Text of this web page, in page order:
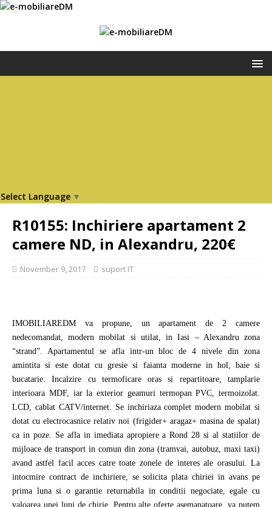
Select Language ▼
R10155: Inchiriere apartament 2
camere ND, in Alexandru, 220€
November 9, 2017 suport IT
IMOBILIAREDM va propune, un apartament de 2 camere
nedecomandat, modern mobilat si utilat, in Iasi – Alexandru zona
“strand”. Apartamentul se afla intr-un bloc de 4 nivele din zona
amintita si este dotat cu gresie si faianta moderne in hol, baie si
bucatarie. Incalzire cu termoficare oras si repartitoare, tamplarie
interioara MDF, iar la exterior geamuri termopan PVC, termoizolat.
LCD, cablat CATV/internet. Se inchiriaza complet modern mobilat si
dotat cu electrocasnice relativ noi (frigider+ aragaz+ masina de spalat)
ca in poze. Se afla in imediata apropiere a Rond 28 si al statiilor de
mijloace de transport in comun din zona (tramvai, autobuz, maxi taxi)
avand astfel facil acces catre toate zonele de interes ale orasului. La
intocmire contract de inchiriere, se solicita plata chiriei in avans pe
prima luna si o garantie returnabila in conditii negociate, egale cu
valoarea unei luni de chirie. Pentru alte oferte asemanatoare, va putem